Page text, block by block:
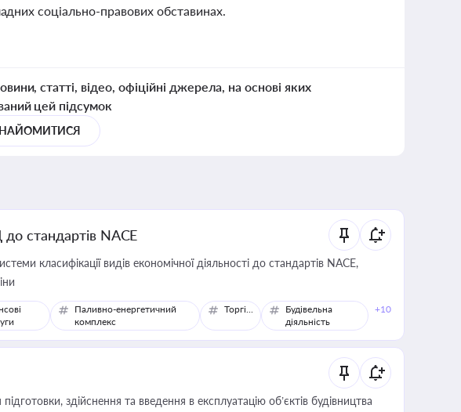
соціально-правових обставинах.
статті, відео, офіційні джерела, на основі яких
цей підсумок
стандартів NACE
класифікації видів економічної діяльності до стандартів NACE,
Паливно-енергетичний
комплекс
Торгівля
Будівельна
діяльність
+10
здійснення та введення в експлуатацію об’єктів будівництва